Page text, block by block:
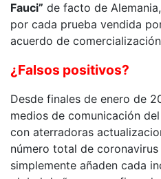
Fauci” de facto de
por cada prueba vendida
acuerdo de
¿Falsos positivos?
Desde finales de enero de
medios de comunicación
con aterradoras
número total de
simplemente añaden cada